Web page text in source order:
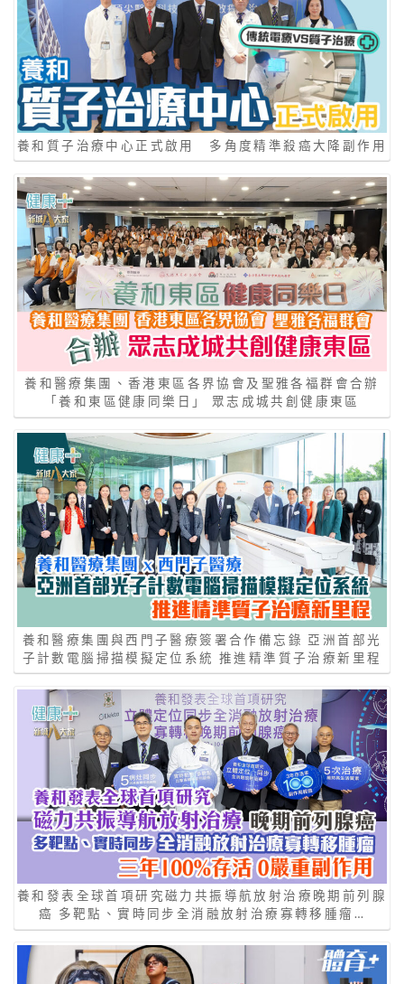
養和質子治療中心正式啟用 多角度精準殺癌大降副作用
養和醫療集團、香港東區各界協會及聖雅各福群會合辦
「養和東區健康同樂日」 眾志成城共創健康東區
養和醫療集團與西門子醫療簽署合作備忘錄 亞洲首部光
子計數電腦掃描模擬定位系統 推進精準質子治療新里程
養和發表全球首項研究磁力共振導航放射治療晚期前列腺
癌 多靶點、實時同步全消融放射治療寡轉移腫瘤…